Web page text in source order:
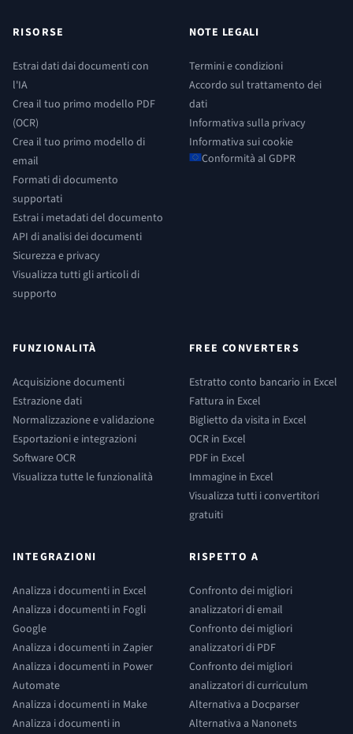
RISORSE
Estrai dati dai documenti con
l'IA
Crea il tuo primo modello PDF
(OCR)
Crea il tuo primo modello di
email
Formati di documento
supportati
Estrai i metadati del documento
API di analisi dei documenti
Sicurezza e privacy
Visualizza tutti gli articoli di
supporto
NOTE LEGALI
Termini e condizioni
Accordo sul trattamento dei
dati
Informativa sulla privacy
Informativa sui cookie
Conformità al GDPR
FUNZIONALITÀ
Acquisizione documenti
Estrazione dati
Normalizzazione e validazione
Esportazioni e integrazioni
Software OCR
Visualizza tutte le funzionalità
FREE CONVERTERS
Estratto conto bancario in Excel
Fattura in Excel
Biglietto da visita in Excel
OCR in Excel
PDF in Excel
Immagine in Excel
Visualizza tutti i convertitori
gratuiti
INTEGRAZIONI
Analizza i documenti in Excel
Analizza i documenti in Fogli
Google
Analizza i documenti in Zapier
Analizza i documenti in Power
Automate
Analizza i documenti in Make
Analizza i documenti in
RISPETTO A
Confronto dei migliori
analizzatori di email
Confronto dei migliori
analizzatori di PDF
Confronto dei migliori
analizzatori di curriculum
Alternativa a Docparser
Alternativa a Nanonets